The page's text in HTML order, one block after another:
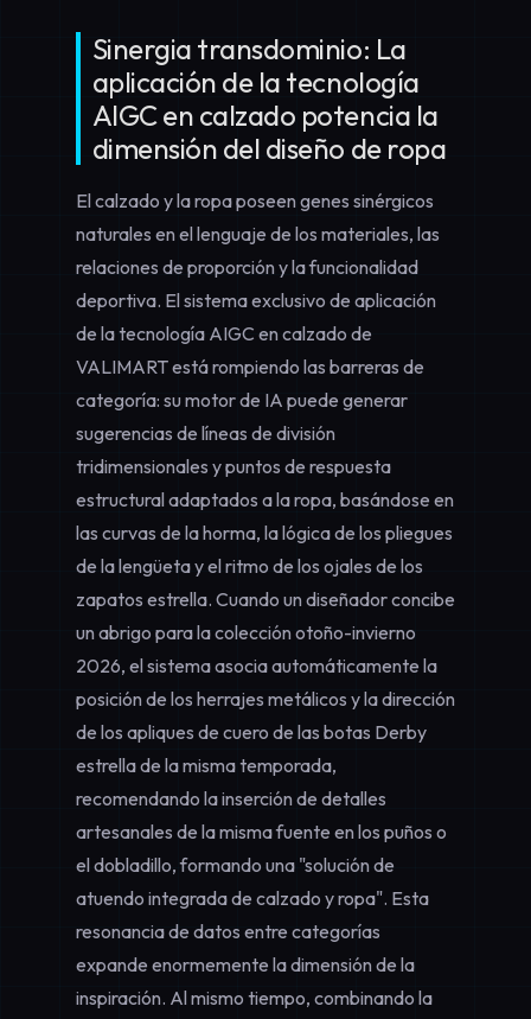
Sinergia transdominio: La
aplicación de la tecnología
AIGC en calzado potencia la
dimensión del diseño de ropa
El calzado y la ropa poseen genes sinérgicos
naturales en el lenguaje de los materiales, las
relaciones de proporción y la funcionalidad
deportiva. El sistema exclusivo de aplicación
de la tecnología AIGC en calzado de
VALIMART está rompiendo las barreras de
categoría: su motor de IA puede generar
sugerencias de líneas de división
tridimensionales y puntos de respuesta
estructural adaptados a la ropa, basándose en
las curvas de la horma, la lógica de los pliegues
de la lengüeta y el ritmo de los ojales de los
zapatos estrella. Cuando un diseñador concibe
un abrigo para la colección otoño-invierno
2026, el sistema asocia automáticamente la
posición de los herrajes metálicos y la dirección
de los apliques de cuero de las botas Derby
estrella de la misma temporada,
recomendando la inserción de detalles
artesanales de la misma fuente en los puños o
el dobladillo, formando una "solución de
atuendo integrada de calzado y ropa". Esta
resonancia de datos entre categorías
expande enormemente la dimensión de la
inspiración. Al mismo tiempo, combinando la